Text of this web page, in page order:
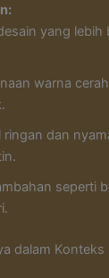
yang lebih
warna
ringan dan
seperti
dalam Konteks